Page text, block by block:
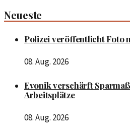
Neueste
Polizei veröffentlicht Foto
08. Aug. 2026
Evonik verschärft
Arbeitsplätze
08. Aug. 2026